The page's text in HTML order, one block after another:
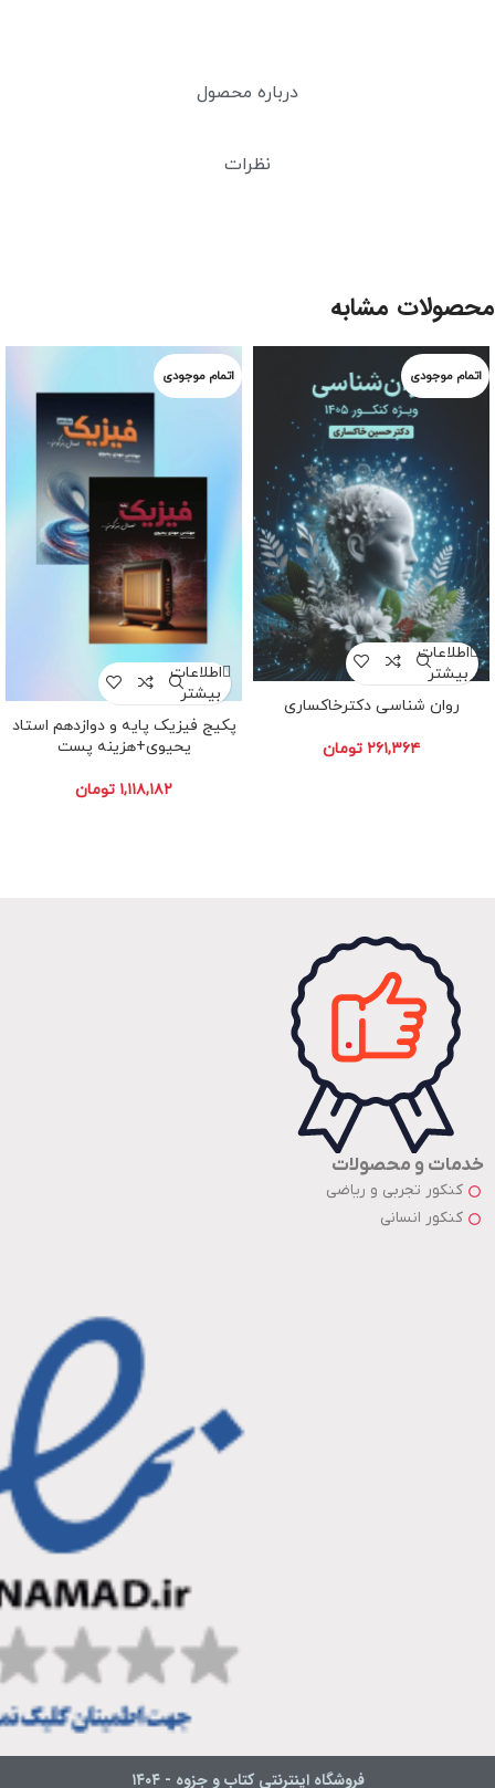
درباره محصول
نظرات
محصولات مشابه
اطلاعات
بیشتر
روان شناسی دکترخاکساری
۲۶۱,۳۶۴ تومان
اطلاعات
بیشتر
پکیج فیزیک پایه و دوازدهم استاد
یحیوی+هزینه پست
۱,۱۱۸,۱۸۲ تومان
خدمات و محصولات
کنکور تجربی و ریاضی
کنکور انسانی
فروشگاه اینترنتی کتاب و جزوه - ۱۴۰۴